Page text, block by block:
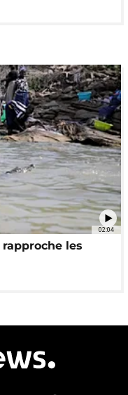
02:04
les